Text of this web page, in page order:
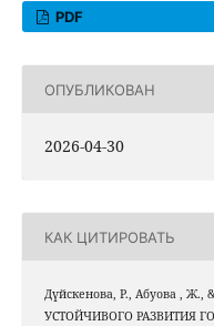
PDF
ОПУБЛИКОВАН
2026-04-30
КАК ЦИТИРОВАТЬ
Дүйскенова, Р., Абуова ,
УСТОЙЧИВОГО РАЗВИТИЯ